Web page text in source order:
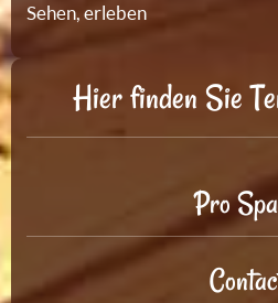
Sehen, erleben
Hier finden Sie
Pro